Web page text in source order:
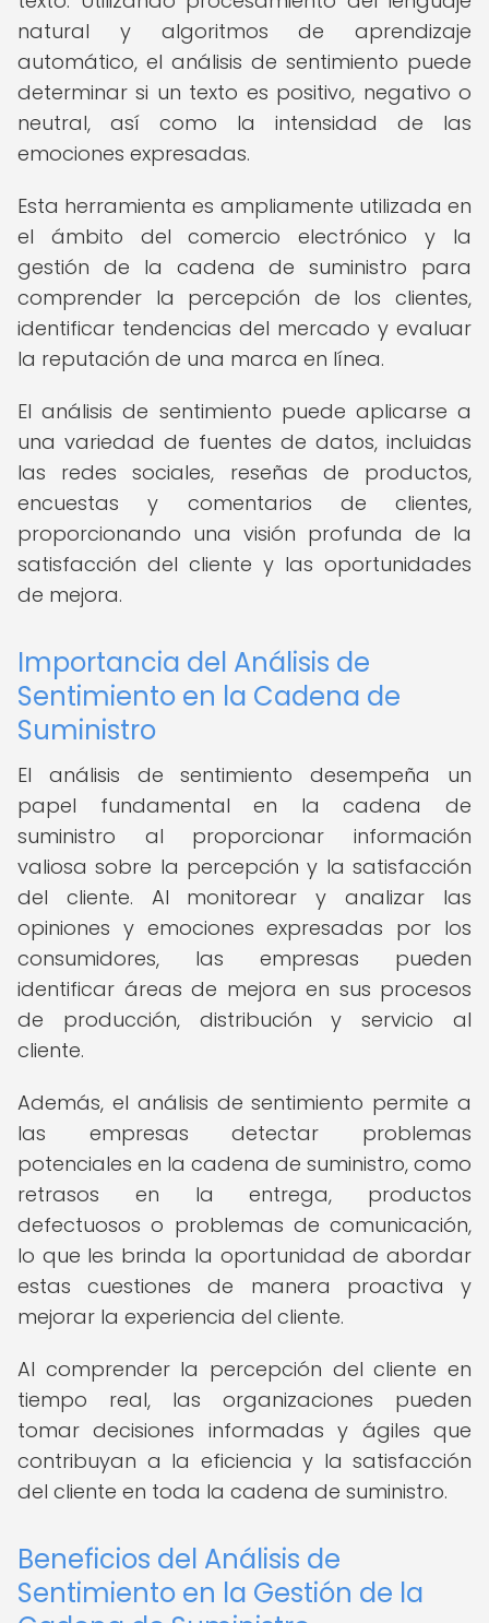
natural y algoritmos de aprendizaje
automático, el análisis de sentimiento puede
determinar si un texto es positivo, negativo o
neutral, así como la intensidad de las
emociones expresadas.
Esta herramienta es ampliamente utilizada en
el ámbito del comercio electrónico y la
gestión de la cadena de suministro para
comprender la percepción de los clientes,
identificar tendencias del mercado y evaluar
la reputación de una marca en línea.
El análisis de sentimiento puede aplicarse a
una variedad de fuentes de datos, incluidas
las redes sociales, reseñas de productos,
encuestas y comentarios de clientes,
proporcionando una visión profunda de la
satisfacción del cliente y las oportunidades
de mejora.
Importancia del Análisis de
Sentimiento en la Cadena de
Suministro
El análisis de sentimiento desempeña un
papel fundamental en la cadena de
suministro al proporcionar información
valiosa sobre la percepción y la satisfacción
del cliente. Al monitorear y analizar las
opiniones y emociones expresadas por los
consumidores, las empresas pueden
identificar áreas de mejora en sus procesos
de producción, distribución y servicio al
cliente.
Además, el análisis de sentimiento permite a
las empresas detectar problemas
potenciales en la cadena de suministro, como
retrasos en la entrega, productos
defectuosos o problemas de comunicación,
lo que les brinda la oportunidad de abordar
estas cuestiones de manera proactiva y
mejorar la experiencia del cliente.
Al comprender la percepción del cliente en
tiempo real, las organizaciones pueden
tomar decisiones informadas y ágiles que
contribuyan a la eficiencia y la satisfacción
del cliente en toda la cadena de suministro.
Beneficios del Análisis de
Sentimiento en la Gestión de la